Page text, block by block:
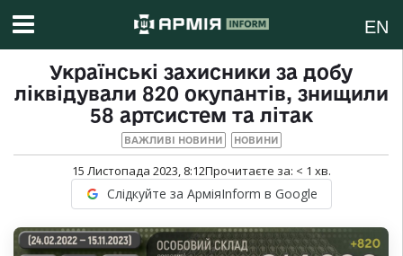
EN
Українські захисники за добу
ліквідували 820 окупантів, знищили
58 артсистем та літак
ВАЖЛИВІ НОВИНИ НОВИНИ
15 Листопада 2023, 8:12Прочитаєте за: < 1 хв.
Слідкуйте за АрміяInform в Google